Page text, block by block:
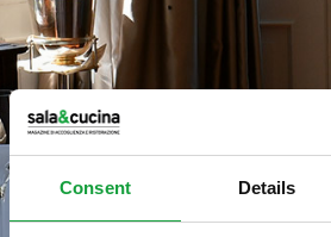
Consent Details